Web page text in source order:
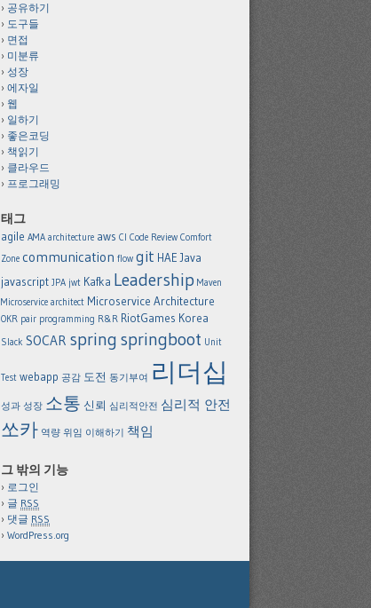
공유하기
도구들
면접
미분류
성장
에자일
웹
일하기
좋은코딩
책읽기
클라우드
프로그래밍
태그
agile AMA architecture aws CI Code Review Comfort
Zone communication flow git HAE Java
javascript JPA jwt Kafka Leadership Maven
Microservice architect Microservice Architecture
OKR pair programming R&R RiotGames Korea
Slack SOCAR spring springboot Unit
Test webapp 공감 도전 동기부여 리더십
성과 성장 소통 신뢰 심리적안전 심리적 안전
쏘카 역량 위임 이해하기 책임
그 밖의 기능
로그인
글 RSS
댓글 RSS
WordPress.org